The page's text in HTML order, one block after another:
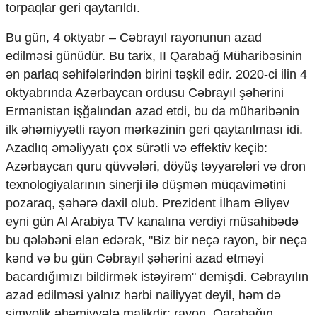
torpaqlar geri qaytarıldı.
Bu gün, 4 oktyabr – Cəbrayıl rayonunun azad
edilməsi günüdür. Bu tarix, II Qarabağ Müharibəsinin
ən parlaq səhifələrindən birini təşkil edir. 2020-ci ilin 4
oktyabrında Azərbaycan ordusu Cəbrayıl şəhərini
Ermənistan işğalından azad etdi, bu da müharibənin
ilk əhəmiyyətli rayon mərkəzinin geri qaytarılması idi.
Azadlıq əməliyyatı çox sürətli və effektiv keçib:
Azərbaycan quru qüvvələri, döyüş təyyarələri və dron
texnologiyalarının sinerji ilə düşmən müqavimətini
pozaraq, şəhərə daxil olub. Prezident İlham Əliyev
eyni gün Al Arabiya TV kanalına verdiyi müsahibədə
bu qələbəni elan edərək, "Biz bir neçə rayon, bir neçə
kənd və bu gün Cəbrayıl şəhərini azad etməyi
bacardığımızı bildirmək istəyirəm" demişdi. Cəbrayılın
azad edilməsi yalnız hərbi nailiyyət deyil, həm də